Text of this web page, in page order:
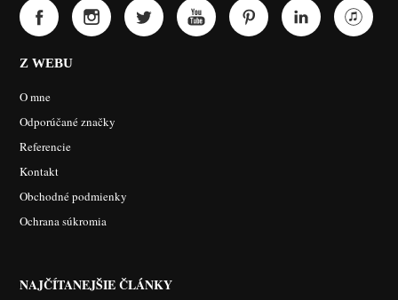
Z WEBU
O mne
Odporúčané značky
Referencie
Kontakt
Obchodné podmienky
Ochrana súkromia
NAJČÍTANEJŠIE ČLÁNKY